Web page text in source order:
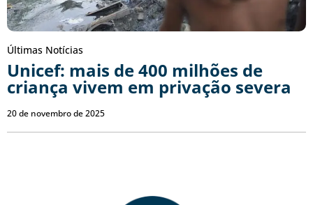
Últimas Notícias
Unicef: mais de 400 milhões de
criança vivem em privação severa
20 de novembro de 2025